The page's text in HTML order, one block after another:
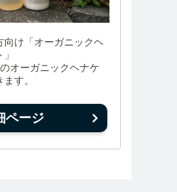
向け「オーガニックヘ
オーガニックヘナケ
す。
ページ